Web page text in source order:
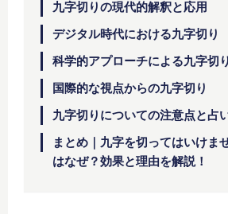
九字切りの現代的解釈と応用
デジタル時代における九字切り
科学的アプローチによる九字切
国際的な視点からの九字切り
九字切りについての注意点と占
まとめ｜九字を切ってはいけま
はなぜ？効果と理由を解説！